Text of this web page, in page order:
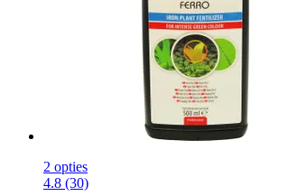
2 opties
4.8 (30)